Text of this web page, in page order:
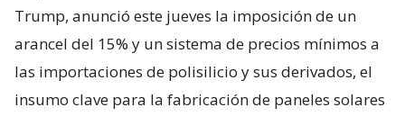
Trump, anunció este jueves la imposición de un
arancel del 15% y un sistema de precios mínimos a
las importaciones de polisilicio y sus derivados, el
insumo clave para la fabricación de paneles solares